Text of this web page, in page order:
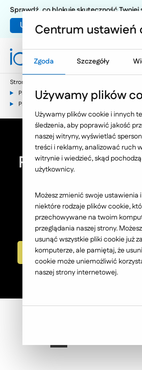
Umów warsztat UX
Sprawdź, co blokuje skuteczność
Strona główna
Platformy B2B - zwiększaj liczbę transakcji
Platformy B2B: Przepływ i migracja danych
Platformy B2B:
migracja
Efektywny przepływ danych
nowoczesnej
Umów konsultację
Centrum ustawień
Zgoda Szczegóły
Używamy plików
Używamy plików cookie i innych
śledzenia, aby poprawić jakość
naszej witryny, wyświetlać
treści i reklamy, analizować ruch
witrynie i wiedzieć, skąd
użytkownicy.
Możesz zmienić swoje ustawienia
niektóre rodzaje plików cookie,
przechowywane na twoim
przeglądania naszej strony.
usunąć wszystkie pliki cookie już
komputerze, ale pamiętaj, że
cookie może uniemożliwić
naszej strony internetowej.